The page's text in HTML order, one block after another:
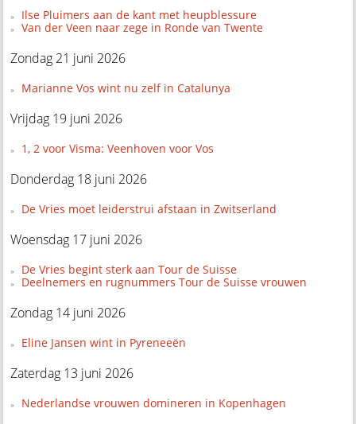
Ilse Pluimers aan de kant met heupblessure
Van der Veen naar zege in Ronde van Twente
Zondag 21 juni 2026
Marianne Vos wint nu zelf in Catalunya
Vrijdag 19 juni 2026
1, 2 voor Visma: Veenhoven voor Vos
Donderdag 18 juni 2026
De Vries moet leiderstrui afstaan in Zwitserland
Woensdag 17 juni 2026
De Vries begint sterk aan Tour de Suisse
Deelnemers en rugnummers Tour de Suisse vrouwen
Zondag 14 juni 2026
Eline Jansen wint in Pyreneeën
Zaterdag 13 juni 2026
Nederlandse vrouwen domineren in Kopenhagen